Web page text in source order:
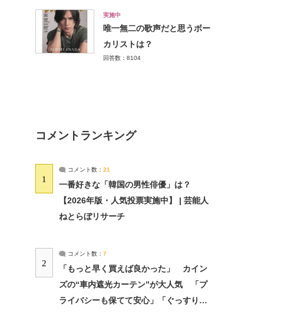
実施中
唯一無二の歌声だと思うボー
カリストは？
回答数：8104
コメントランキング
1
コメント数： 21
一番好きな「韓国の男性俳優」は？
【2026年版・人気投票実施中】 | 芸能人
ねとらぼリサーチ
2
コメント数： 7
「もっと早く買えば良かった」 カイン
ズの“車内遮光カーテン”が大人気 「プ
ライバシーも保てて安心」「ぐっすり眠